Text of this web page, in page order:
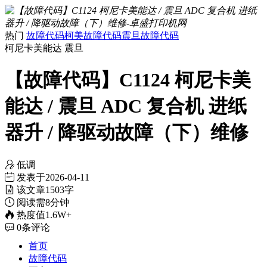
热门 故障代码柯美故障代码震旦故障代码
柯尼卡美能达 震旦
【故障代码】C1124 柯尼卡美
能达 / 震旦 ADC 复合机 进纸
器升 / 降驱动故障（下）维修
低调
发表于2026-04-11
该文章1503字
阅读需8分钟
热度值1.6W+
0条评论
首页
故障代码